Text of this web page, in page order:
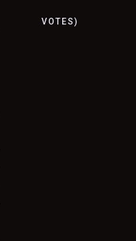
VOTES)